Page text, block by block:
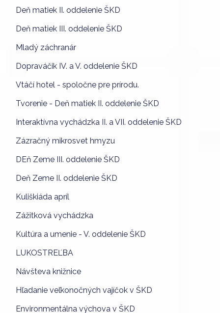
Deň matiek II. oddelenie ŠKD
Deň matiek III. oddelenie ŠKD
Mladý záchranár
Dopraváčik IV. a V. oddelenie ŠKD
Vtáčí hotel - spoločne pre prírodu.
Tvorenie - Deň matiek II. oddelenie ŠKD
Interaktívna vychádzka II. a VII. oddelenie ŠKD
Zázračný mikrosvet hmyzu
DEň Zeme III. oddelenie ŠKD
Deň Zeme II. oddelenie ŠKD
Kuliškiáda apríl
Zážitková vychádzka
Kultúra a umenie - V. oddelenie ŠKD
LUKOSTREĽBA
Návšteva knižnice
Hľadanie veľkonočných vajíčok v ŠKD
Environmentálna výchova v ŠKD